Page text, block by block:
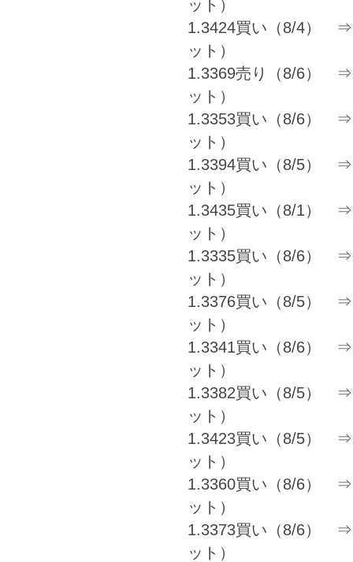
ット）
1.3424買い（8/4） ⇒
ット）
1.3369売り（8/6） ⇒
ット）
1.3353買い（8/6） ⇒
ット）
1.3394買い（8/5） ⇒
ット）
1.3435買い（8/1） ⇒
ット）
1.3335買い（8/6） ⇒
ット）
1.3376買い（8/5） ⇒
ット）
1.3341買い（8/6） ⇒
ット）
1.3382買い（8/5） ⇒
ット）
1.3423買い（8/5） ⇒
ット）
1.3360買い（8/6） ⇒
ット）
1.3373買い（8/6） ⇒
ット）